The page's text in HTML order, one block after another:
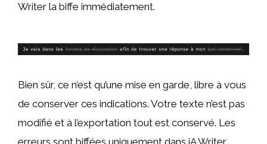
Writer la biffe immédiatement.
Bien sûr, ce n’est qu’une mise en garde, libre à vous
de conserver ces indications. Votre texte n’est pas
modifié et à l’exportation tout est conservé. Les